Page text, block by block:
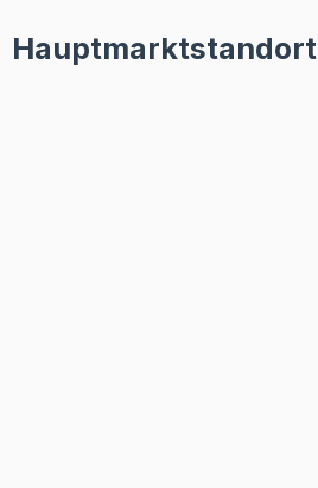
Hauptmarktstandort